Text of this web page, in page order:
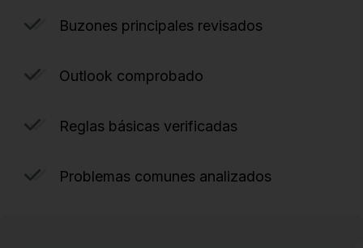
Buzones principales revisados
Outlook comprobado
Reglas básicas verificadas
Problemas comunes analizados